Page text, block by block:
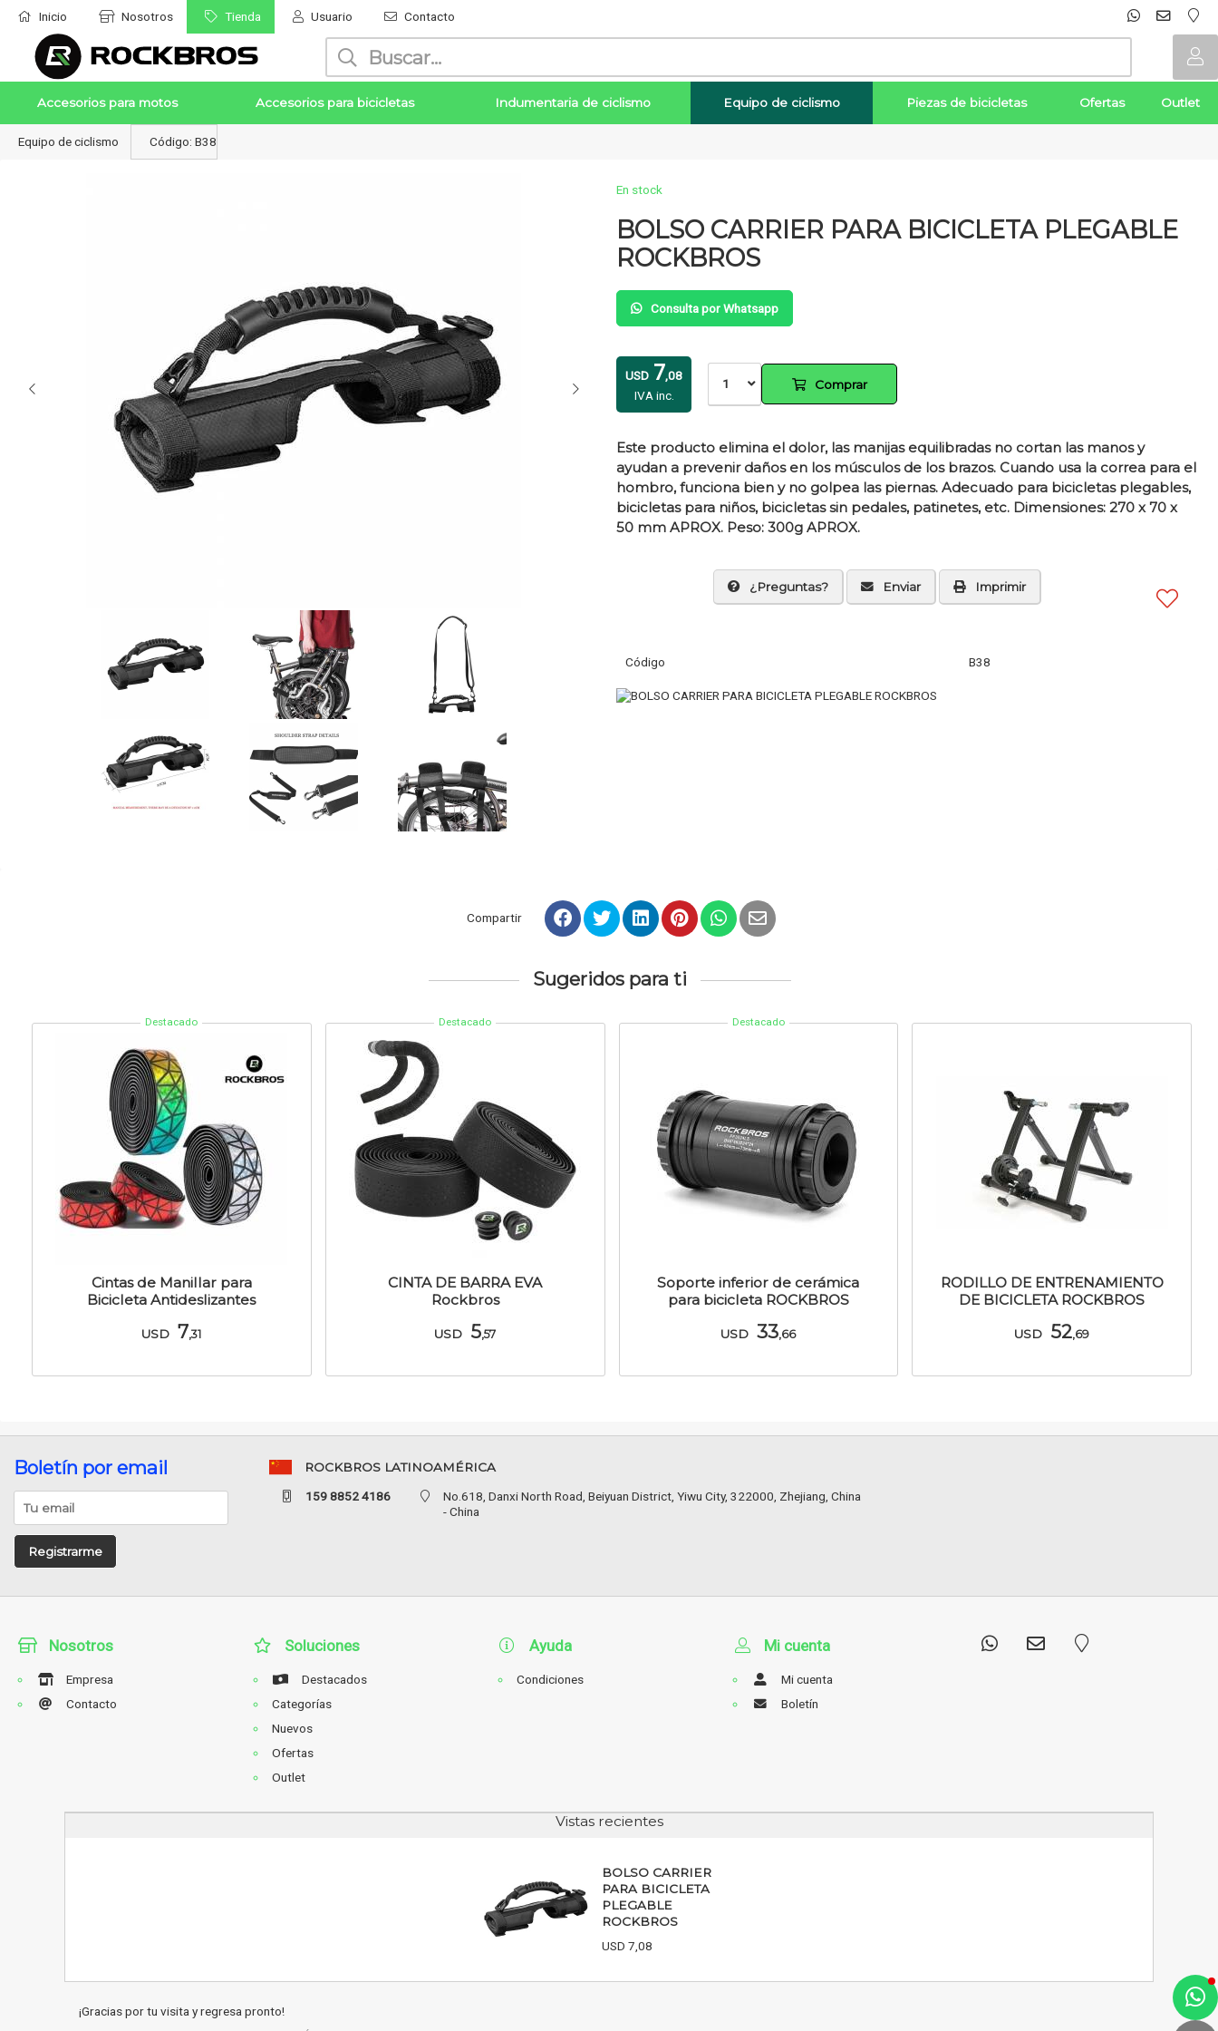
Inicio Nosotros Tienda Usuario Contacto
Accesorios para motos Accesorios para bicicletas Indumentaria de ciclismo Equipo de ciclismo Piezas de bicicletas Ofertas Outlet
Equipo de ciclismo Código: B38
En stock
BOLSO CARRIER PARA BICICLETA PLEGABLE
ROCKBROS
Consulta por Whatsapp
USD 7,08
IVA inc.
1 Comprar
Este producto elimina el dolor, las manijas equilibradas no cortan las manos y
ayudan a prevenir daños en los músculos de los brazos. Cuando usa la correa para el
hombro, funciona bien y no golpea las piernas. Adecuado para bicicletas plegables,
bicicletas para niños, bicicletas sin pedales, patinetes, etc. Dimensiones: 270 x 70 x
50 mm APROX. Peso: 300g APROX.
¿Preguntas? Enviar Imprimir
Código B38
Compartir
Sugeridos para ti
Destacado
Cintas de Manillar para
Bicicleta Antideslizantes
USD 7,31
Destacado
CINTA DE BARRA EVA
Rockbros
USD 5,57
Destacado
Soporte inferior de cerámica
para bicicleta ROCKBROS
USD 33,66
RODILLO DE ENTRENAMIENTO
DE BICICLETA ROCKBROS
USD 52,69
Boletín por email
Registrarme
ROCKBROS LATINOAMÉRICA
159 8852 4186
No.618, Danxi North Road, Beiyuan District, Yiwu City, 322000, Zhejiang, China
- China
Enviar a email
Enviar
Nosotros
Empresa
Contacto
Soluciones
Destacados
Categorías
Nuevos
Ofertas
Outlet
Ayuda
Condiciones
Mi cuenta
Mi cuenta
Boletín
Vistas recientes
BOLSO CARRIER
PARA BICICLETA
PLEGABLE
ROCKBROS
USD 7,08
¡Gracias por tu visita y regresa pronto!